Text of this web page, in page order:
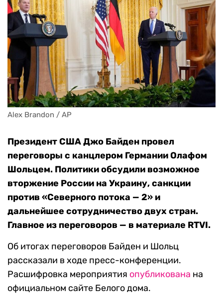
Alex Brandon / AP
Президент США Джо Байден провел
переговоры с канцлером Германии Олафом
Шольцем. Политики обсудили возможное
вторжение России на Украину, санкции
против «Северного потока — 2» и
дальнейшее сотрудничество двух стран.
Главное из переговоров — в материале RTVI.
Об итогах переговоров Байден и Шольц
рассказали в ходе пресс-конференции.
Расшифровка мероприятия опубликована на
официальном сайте Белого дома.